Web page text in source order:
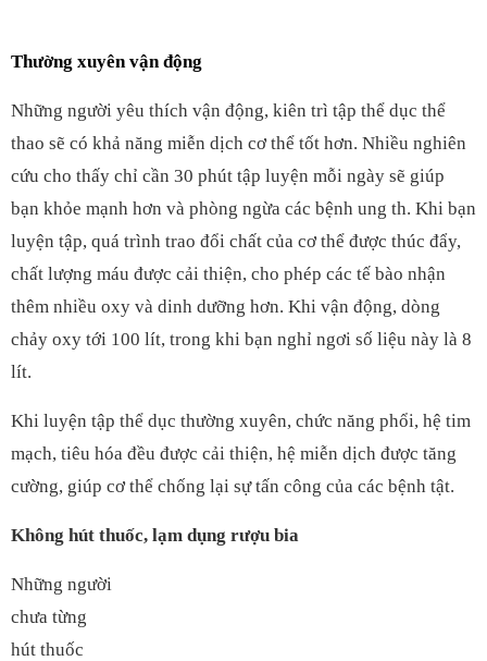
Thường xuyên vận động
Những người yêu thích vận động, kiên trì tập thể dục thể
thao sẽ có khả năng miễn dịch cơ thể tốt hơn. Nhiều nghiên
cứu cho thấy chỉ cần 30 phút tập luyện mỗi ngày sẽ giúp
bạn khỏe mạnh hơn và phòng ngừa các bệnh ung th. Khi bạn
luyện tập, quá trình trao đổi chất của cơ thể được thúc đẩy,
chất lượng máu được cải thiện, cho phép các tế bào nhận
thêm nhiều oxy và dinh dưỡng hơn. Khi vận động, dòng
chảy oxy tới 100 lít, trong khi bạn nghỉ ngơi số liệu này là 8
lít.
Khi luyện tập thể dục thường xuyên, chức năng phổi, hệ tim
mạch, tiêu hóa đều được cải thiện, hệ miễn dịch được tăng
cường, giúp cơ thể chống lại sự tấn công của các bệnh tật.
Không hút thuốc, lạm dụng rượu bia
Những người
chưa từng
hút thuốc